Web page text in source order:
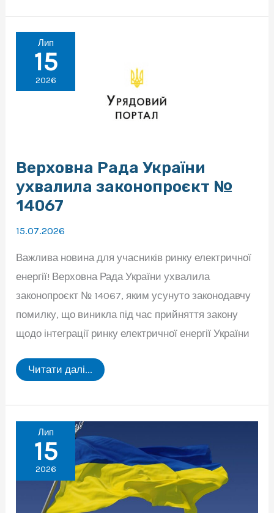
Лип
15
2026
Верховна Рада України
ухвалила законопроєкт №
14067
15.07.2026
Важлива новина для учасників ринку електричної
енергії! Верховна Рада України ухвалила
законопроєкт № 14067, яким усунуто законодавчу
помилку, що виникла під час прийняття закону
щодо інтеграції ринку електричної енергії України
Верховна
Рада
№
14067
Читати далі...
Лип
15
2026